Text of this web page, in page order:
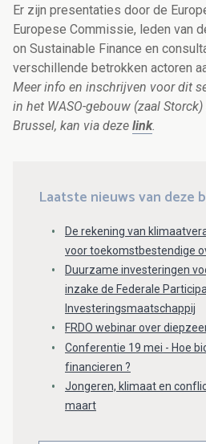
Er zijn presentaties door de
Europese Commissie, leden van
on Sustainable Finance en
verschillende betrokken actoren
Meer info en inschrijven voor dit
in het WASO-gebouw (zaal
Brussel, kan via deze link.
Laatste nieuws van deze
De rekening van
voor toekomstbestendige
Duurzame investeringen
inzake de Federale
Investeringsmaatschappij
FRDO webinar over
Conferentie 19 mei - Hoe
financieren ?
Jongeren, klimaat en
maart